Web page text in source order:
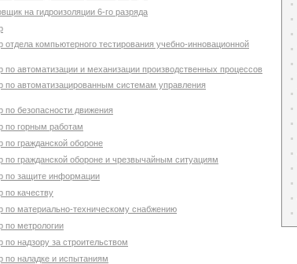
на гидроизоляции 6-го разряда
отдела компьютерного тестирования учебно-инновационной
по автоматизации и механизации производственных процессов
по автоматизацированным системам управления
по безопасности движения
по горным работам
по гражданской обороне
по гражданской обороне и чрезвычайным ситуациям
по защите информации
по качеству
по материально-техническому снабжению
по метрологии
по надзору за строительством
по наладке и испытаниям